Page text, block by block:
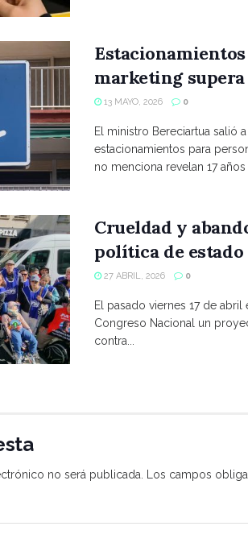
marketing
13 MAYO, 2026 0
El ministro Bereciartua salió
estacionamientos para
no menciona revelan 17 años
Crueldad y
política de estado
27 ABRIL, 2026 0
El pasado viernes 17 de
Congreso Nacional un
contra...
no será publicada. Los campos